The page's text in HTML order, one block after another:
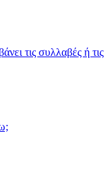
τις συλλαβές ή τις